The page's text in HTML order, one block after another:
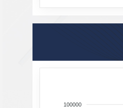
100000